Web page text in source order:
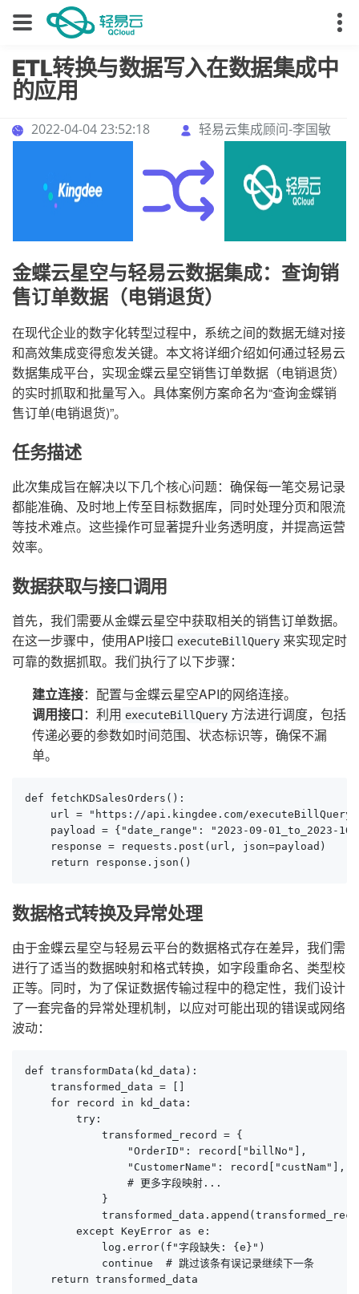
ETL转换与数据写入在数据集成中
的应用
2022-04-04 23:52:18 轻易云集成顾问-李国敏
金蝶云星空与轻易云数据集成：查询销
售订单数据（电销退货）
在现代企业的数字化转型过程中，系统之间的数据无缝对接
和高效集成变得愈发关键。本文将详细介绍如何通过轻易云
数据集成平台，实现金蝶云星空销售订单数据（电销退货）
的实时抓取和批量写入。具体案例方案命名为“查询金蝶销
售订单(电销退货)”。
任务描述
此次集成旨在解决以下几个核心问题：确保每一笔交易记录
都能准确、及时地上传至目标数据库，同时处理分页和限流
等技术难点。这些操作可显著提升业务透明度，并提高运营
效率。
数据获取与接口调用
首先，我们需要从金蝶云星空中获取相关的销售订单数据。
在这一步骤中，使用API接口 executeBillQuery 来实现定时
可靠的数据抓取。我们执行了以下步骤：
建立连接：配置与金蝶云星空API的网络连接。
调用接口：利用 executeBillQuery 方法进行调度，包括
传递必要的参数如时间范围、状态标识等，确保不漏
单。
def fetchKDSalesOrders():
    url = "https://api.kingdee.com/executeBillQuery"
payload = {"date_range": "2023-09-01_to_2023-
    response = requests.post(url, json=payload)
    return response.json()
数据格式转换及异常处理
由于金蝶云星空与轻易云平台的数据格式存在差异，我们需
进行了适当的数据映射和格式转换，如字段重命名、类型校
正等。同时，为了保证数据传输过程中的稳定性，我们设计
了一套完备的异常处理机制，以应对可能出现的错误或网络
波动：
def transformData(kd_data):
    transformed_data = []
    for record in kd_data:
        try:
            transformed_record = {
                "OrderID": record["billNo"],
                "CustomerName": record["custNam"],
                # 更多字段映射...
            }
        except KeyError as e:
            log.error(f"字段缺失: {e}")
            continue  # 跳过该条有误记录继续下一条
    return transformed_data